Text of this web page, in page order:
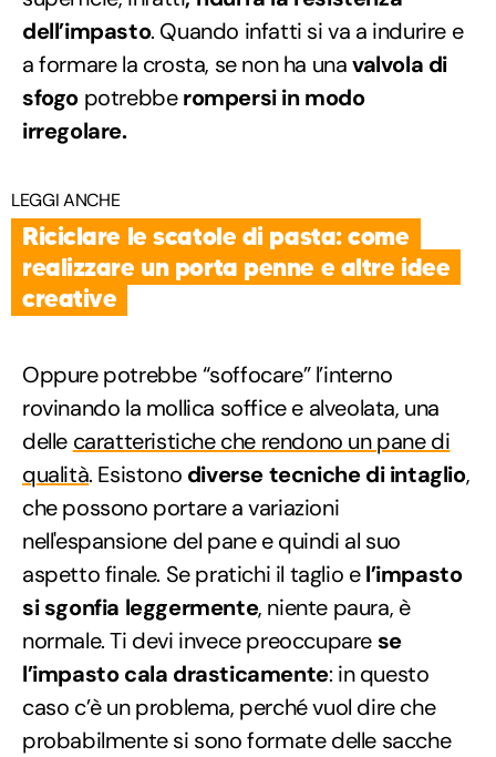
dell’impasto. Quando infatti si va a indurire e
a formare la crosta, se non ha unavalvola di
sfogo potrebberompersi in modo
irregolare.
LEGGI ANCHE
Riciclare le scatole di pasta: come
realizzare un porta penne e altre idee
creative
Oppure potrebbe “soffocare” l’interno
rovinando la mollica soffice e alveolata, una
delle caratteristiche che rendono un pane di
qualità. Esistono diverse tecniche di intaglio,
che possono portare a variazioni
nell'espansione del pane e quindi al suo
aspetto finale. Se pratichi il taglio el’impasto
si sgonfia leggermente, niente paura, è
normale. Ti devi invece preoccupare se
l’impasto cala drasticamente: in questo
caso c’è un problema, perché vuol dire che
probabilmente si sono formate delle sacche